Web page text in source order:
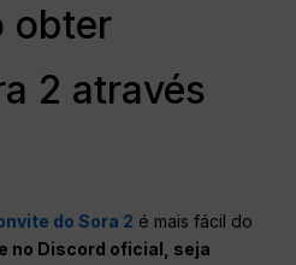
obter
2 através
do Sora 2 é mais fácil do
no Discord oficial, seja